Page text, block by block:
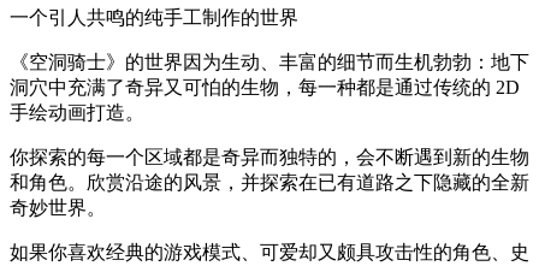
一个引人共鸣的纯手工制作的世界
《空洞骑士》的世界因为生动、丰富的细节而生机勃勃：地下
洞穴中充满了奇异又可怕的生物，每一种都是通过传统的 2D
手绘动画打造。
你探索的每一个区域都是奇异而独特的，会不断遇到新的生物
和角色。欣赏沿途的风景，并探索在已有道路之下隐藏的全新
奇妙世界。
如果你喜欢经典的游戏模式、可爱却又颇具攻击性的角色、史